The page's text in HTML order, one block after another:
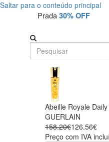
Saltar para o conteúdo principal
Prada30% OFF
Abeille Royale
GUERLAIN
158.20€126.56€
Preço com IVA